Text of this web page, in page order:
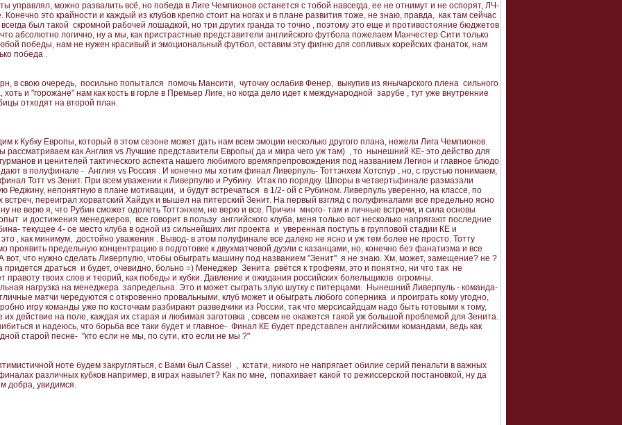
управлял, можно развалить всё, но победа в Лиге Чемпионов останется с тобой навсегда, ее не отнимут и не оспорят, ЛЧ-
Конечно это крайности и каждый из клубов крепко стоит на ногах и в плане развития тоже, не знаю, правда, как там сейчас
был такой скромной рабочей лошадкой, но три других гранда то точно , поэтому это еще и противостояние бюджетов
что абсолютно логично, ну а мы, как пристрастные представители английского футбола пожелаем Манчестер Сити только
победы, нам не нужен красивый и эмоциональный футбол, оставим эту фигню для сопливых корейских фанаток, нам
победа .
в свою очередь, посильно попытался помочь Мансити, чуточку ослабив Фенер, выкупив из янычарского плена сильного
и "горожане" нам как кость в горле в Премьер Лиге, но когда дело идет к международной зарубе , тут уже внутренние
отходят на второй план.
к Кубку Европы, который в этом сезоне может дать нам всем эмоции несколько другого плана, нежели Лига Чемпионов.
рассматриваем как Англия vs Лучшие представители Европы( да и мира чего уж там) , то нынешний КЕ- это действо для
и ценителей тактического аспекта нашего любимого времяпрепровождения под названием Легион и главное блюдо
в полуфинале - Англия vs Россия . И конечно мы хотим финал Ливерпуль- Тоттэнхем Хотспур , но, с грустью понимаем,
Тотт vs Зенит. При всем уважении к Ливерпулю и Рубину. Итак по порядку. Шпоры в четвертьфинале размазали
Реджину, непонятную в плане мотивации, и будут встречаться в 1/2- ой с Рубином. Ливерпуль уверенно, на классе, по
встреч, переиграл хорватский Хайдук и вышел на питерский Зенит. На первый взгляд с полуфиналами все предельно ясно
не верю я, что Рубин сможет одолеть Тоттэнхем, не верю и все. Причин много- там и личные встречи, и сила основы
и достижения менеджеров, все говорит в пользу английского клуба, меня только вот несколько напрягают последние
текущее 4- ое место клуба в одной из сильнейших лиг проекта и уверенная поступь в групповой стадии КЕ и
, как минимум, достойно уважения . Вывод- в этом полуфинале все далеко не ясно и уж тем более не просто. Тотту
проявить предельную концентрацию в подготовке к двухматчевой дуэли с казанцами, но, конечно без фанатизма и все
вот, что нужно сделать Ливерпулю, чтобы обыграть машину под названием "Зенит" я не знаю. Хм, может, замещение? не ?
придется драться и будет, очевидно, больно =) Менеджер Зенита рвётся к трофеям, это и понятно, ни что так не
правоту твоих слов и теорий, как победы и кубки. Давление и ожидания российских болельщиков огромны.
нагрузка на менеджера запредельна. Это и может сыграть злую шутку с питерцами. Нынешний Ливерпуль - команда-
матчи чередуются с откровенно провальными, клуб может и обыграть любого соперника и проиграть кому угодно,
игру команды уже по косточкам разбирают разведчики из России, так что мерсисайдцам надо быть готовыми к тому,
их действие на поле, каждая их старая и любимая заготовка , совсем не окажется такой уж большой проблемой для Зенита.
и надеюсь, что борьба все таки будет и главное- Финал КЕ будет представлен английскими командами, ведь как
старой песне- "кто если не мы, по сути, кто если не мы ?"
ноте будем закругляться, с Вами был Cassel , кстати, никого не напрягает обилие серий пенальти в важных
различных кубков например, в играх навылет? Как по мне, попахивает какой то режиссерской постановкой, ну да
добра, увидимся.